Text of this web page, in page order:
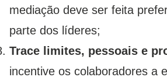
mediação deve ser feita
parte dos líderes;
Trace limites, pessoais e
incentive os colaboradores a